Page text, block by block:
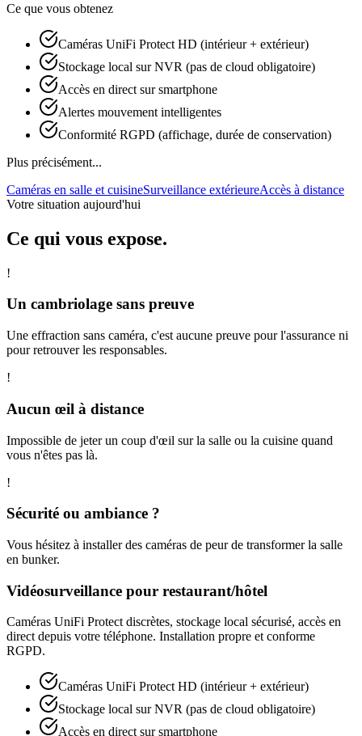
Ce que vous obtenez
Caméras UniFi Protect HD (intérieur + extérieur)
Stockage local sur NVR (pas de cloud obligatoire)
Accès en direct sur smartphone
Alertes mouvement intelligentes
Conformité RGPD (affichage, durée de conservation)
Plus précisément...
Caméras en salle et cuisineSurveillance extérieureAccès à distance
Votre situation aujourd'hui
Ce qui vous expose.
!
Un cambriolage sans preuve
Une effraction sans caméra, c'est aucune preuve pour l'assurance ni
pour retrouver les responsables.
!
Aucun œil à distance
Impossible de jeter un coup d'œil sur la salle ou la cuisine quand
vous n'êtes pas là.
!
Sécurité ou ambiance ?
Vous hésitez à installer des caméras de peur de transformer la salle
en bunker.
Vidéosurveillance pour restaurant/hôtel
Caméras UniFi Protect discrètes, stockage local sécurisé, accès en
direct depuis votre téléphone. Installation propre et conforme
RGPD.
Caméras UniFi Protect HD (intérieur + extérieur)
Stockage local sur NVR (pas de cloud obligatoire)
Accès en direct sur smartphone